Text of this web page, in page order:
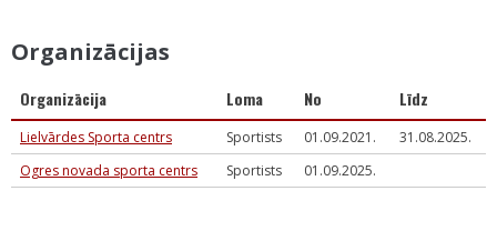
Organizācijas
Organizācija Loma No Līdz
Lielvārdes Sporta centrs Sportists 01.09.2021.
31.08.2025.
Ogres novada sporta centrs
Sportists 01.09.2025.